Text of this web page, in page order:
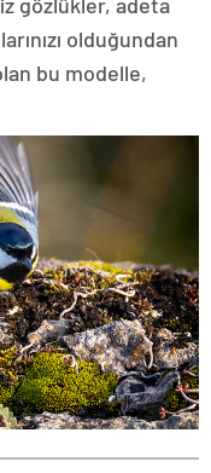
gözlükler, adeta
olduğundan
bu modelle,